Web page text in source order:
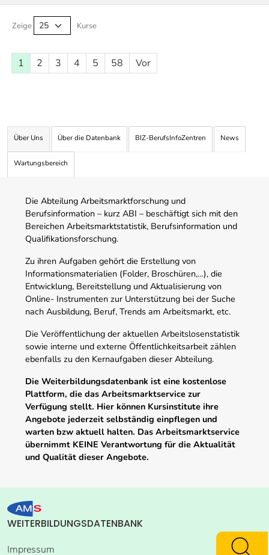
Zeige Kurse
1 2 3 4 5 58 Vor
Über Uns Über die Datenbank BIZ-BerufsInfoZentren News
Wartungsbereich
Die Abteilung Arbeitsmarktforschung und
Berufsinformation – kurz ABI – beschäftigt sich mit den
Bereichen Arbeitsmarktstatistik, Berufsinformation und
Qualifikationsforschung.
Zu ihren Aufgaben gehört die Erstellung von
Informationsmaterialien (Folder, Broschüren,…), die
Entwicklung, Bereitstellung und Aktualisierung von
Online- Instrumenten zur Unterstützung bei der Suche
nach Ausbildung, Beruf, Trends am Arbeitsmarkt, etc.
Die Veröffentlichung der aktuellen Arbeitslosenstatistik
sowie interne und externe Öffentlichkeitsarbeit zählen
ebenfalls zu den Kernaufgaben dieser Abteilung.
Die Weiterbildungsdatenbank ist eine kostenlose
Plattform, die das Arbeitsmarktservice zur
Verfügung stellt. Hier können Kursinstitute ihre
Angebote jederzeit selbständig einpflegen und
warten bzw aktuell halten. Das Arbeitsmarktservice
übernimmt KEINE Verantwortung für die Aktualität
und Qualität dieser Angebote.
WEITERBILDUNGSDATENBANK
Impressum